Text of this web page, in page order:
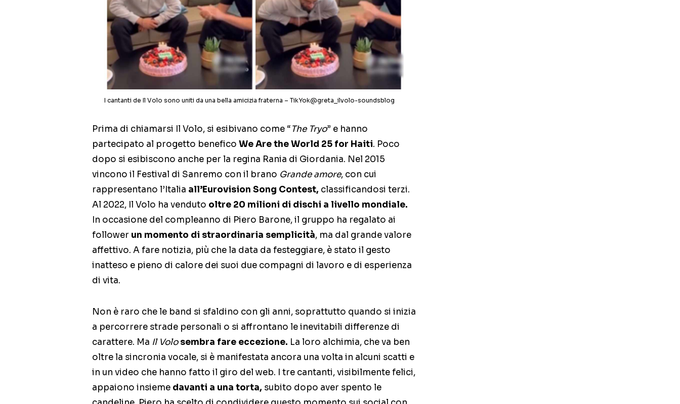
I cantanti de Il Volo sono uniti da una bella amicizia fraterna – TikYok@greta_ilvolo-soundsblog
Prima di chiamarsi Il Volo, si esibivano come “The Tryo” e hanno
partecipato al progetto benefico We Are the World 25 for Haiti. Poco
dopo si esibiscono anche per la regina Rania di Giordania. Nel 2015
vincono il Festival di Sanremo con il brano Grande amore, con cui
rappresentano l’Italia all’Eurovision Song Contest, classificandosi terzi.
Al 2022, Il Volo ha venduto oltre 20 milioni di dischi a livello mondiale.
In occasione del compleanno di Piero Barone, il gruppo ha regalato ai
follower un momento di straordinaria semplicità, ma dal grande valore
affettivo. A fare notizia, più che la data da festeggiare, è stato il gesto
inatteso e pieno di calore dei suoi due compagni di lavoro e di esperienza
di vita.
Non è raro che le band si sfaldino con gli anni, soprattutto quando si inizia
a percorrere strade personali o si affrontano le inevitabili differenze di
carattere. Ma Il Volosembra fare eccezione. La loro alchimia, che va ben
oltre la sincronia vocale, si è manifestata ancora una volta in alcuni scatti e
in un video che hanno fatto il giro del web. I tre cantanti, visibilmente felici,
appaiono insieme davanti a una torta, subito dopo aver spento le